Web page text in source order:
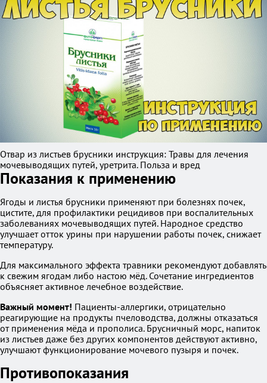
Отвар из листьев брусники инструкция: Травы для лечения
мочевыводящих путей, уретрита. Польза и вред
Показания к применению
Ягоды и листья брусники применяют при болезнях почек,
цистите, для профилактики рецидивов при воспалительных
заболеваниях мочевыводящих путей. Народное средство
улучшает отток урины при нарушении работы почек, снижает
температуру.
Для максимального эффекта травники рекомендуют добавлять
к свежим ягодам либо настою мёд. Сочетание ингредиентов
объясняет активное лечебное воздействие.
Важный момент! Пациенты-аллергики, отрицательно
реагирующие на продукты пчеловодства, должны отказаться
от применения мёда и прополиса. Брусничный морс, напиток
из листьев даже без других компонентов действуют активно,
улучшают функционирование мочевого пузыря и почек.
Противопоказания